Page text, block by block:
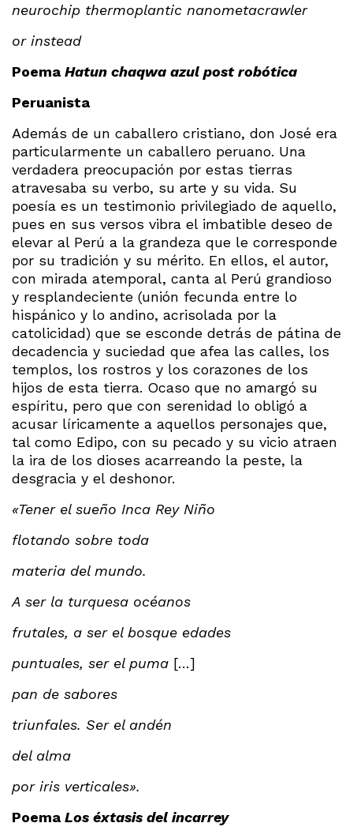
neurochip thermoplantic nanometacrawler
or instead
Poema Hatun chaqwa azul post robótica
Peruanista
Además de un caballero cristiano, don José era
particularmente un caballero peruano. Una
verdadera preocupación por estas tierras
atravesaba su verbo, su arte y su vida. Su
poesía es un testimonio privilegiado de aquello,
pues en sus versos vibra el imbatible deseo de
elevar al Perú a la grandeza que le corresponde
por su tradición y su mérito. En ellos, el autor,
con mirada atemporal, canta al Perú grandioso
y resplandeciente (unión fecunda entre lo
hispánico y lo andino, acrisolada por la
catolicidad) que se esconde detrás de pátina de
decadencia y suciedad que afea las calles, los
templos, los rostros y los corazones de los
hijos de esta tierra. Ocaso que no amargó su
espíritu, pero que con serenidad lo obligó a
acusar líricamente a aquellos personajes que,
tal como Edipo, con su pecado y su vicio atraen
la ira de los dioses acarreando la peste, la
desgracia y el deshonor.
«Tener el sueño Inca Rey Niño
flotando sobre toda
materia del mundo.
A ser la turquesa océanos
frutales, a ser el bosque edades
puntuales, ser el puma […]
pan de sabores
triunfales. Ser el andén
del alma
por iris verticales».
Poema Los éxtasis del incarrey